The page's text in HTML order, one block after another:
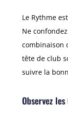
Le Rythme
Ne
combinaison
tête de club
suivre la
Observez les